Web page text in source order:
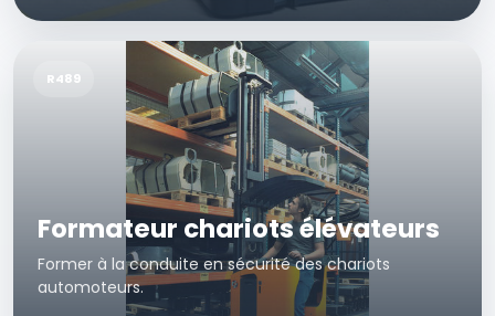
R489
Formateur chariots élévateurs
Former à la conduite en sécurité des chariots
automoteurs.